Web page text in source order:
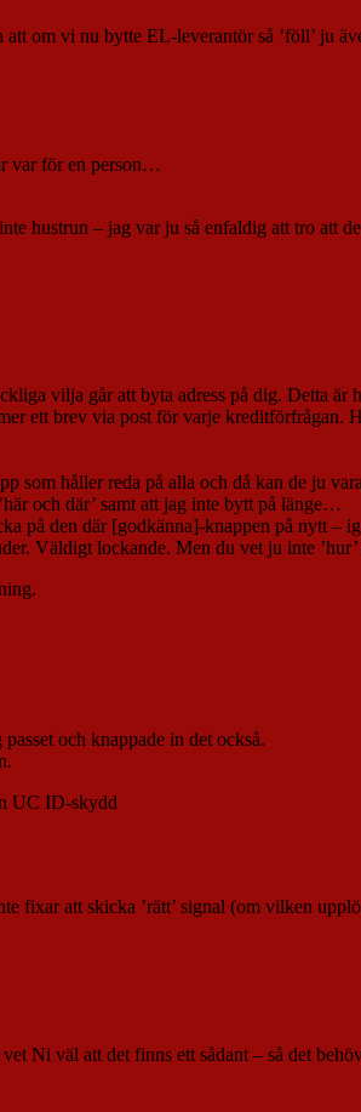
om vi nu bytte EL-leverantör så ’föll’ ju
var för en person…
hustrun – jag var ju så enfaldig att tro att
vilja går att byta adress på dig. Detta är
ett brev via post för varje
som håller reda på alla och då kan de ju
och där’ samt att jag inte bytt på länge…
på den där [godkänna]-knappen på nytt –
Väldigt lockande. Men du vet ju inte
och knappade in det också.
UC ID-skydd
fixar att skicka ’rätt’ signal (om vilken
Ni väl att det finns ett sådant – så det